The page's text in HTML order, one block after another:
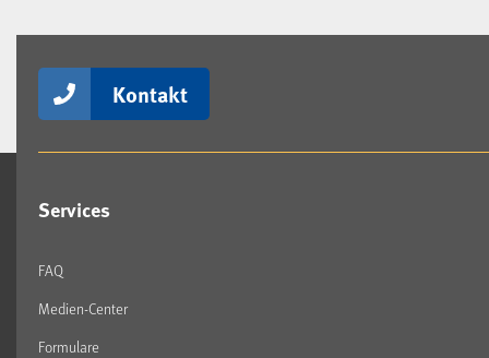
Kontakt
Services
FAQ
Medien-Center
Formulare